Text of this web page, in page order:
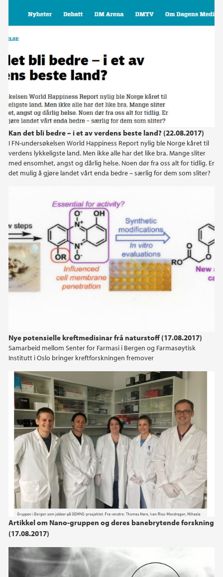
Kan det bli bedre – i et av verdens beste land? (22.08.2017)
I FN-undersøkelsen World Happiness Report nylig ble Norge kåret til
verdens lykkeligste land. Men ikke alle har det like bra. Mange sliter
med ensomhet, angst og dårlig helse. Noen dør fra oss alt for tidlig. Er
det mulig å gjøre landet vårt enda bedre – særlig for dem som sliter?
Nye potensielle kreftmedisinar frå naturstoff (17.08.2017)
Samarbeid mellom Senter for Farmasi i Bergen og Farmasøytisk
Institutt i Oslo bringer kreftforskningen fremover
Artikkel om Nano-gruppen og deres banebrytende forskning
(17.08.2017)
2013
2011
2010
2009